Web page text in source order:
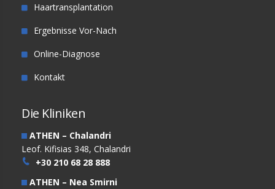
Haartransplantation
Ergebnisse Vor-Nach
Online-Diagnose
Kontakt
Die Kliniken
ATHEN – Chalandri
Leof. Kifisias 348, Chalandri
+30 210 68 28 888
ATHEN – Nea Smirni